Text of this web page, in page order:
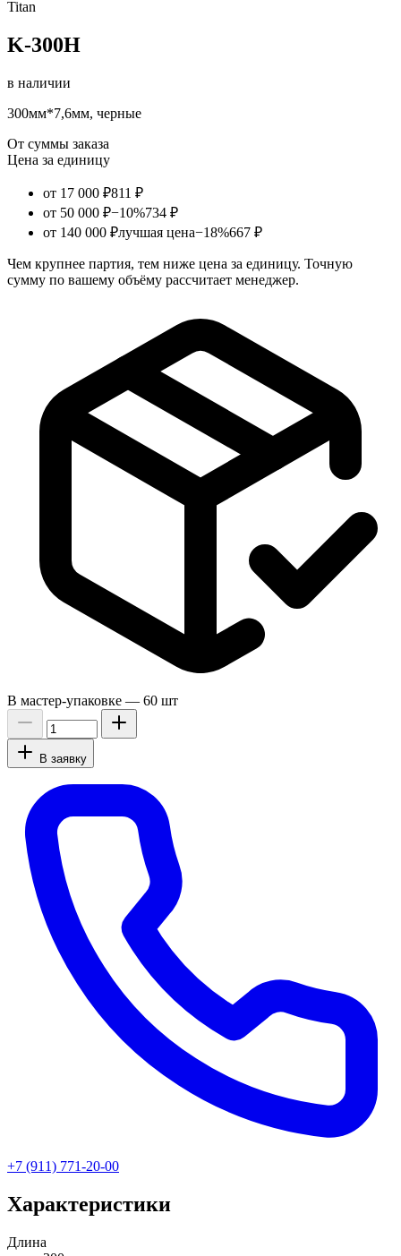
Titan
K-300H
в наличии
300мм*7,6мм, черные
От суммы заказа
Цена за единицу
от 17 000 ₽811 ₽
от 50 000 ₽−10%734 ₽
от 140 000 ₽лучшая цена−18%667 ₽
Чем крупнее партия, тем ниже цена за единицу. Точную
сумму по вашему объёму рассчитает менеджер.
В мастер-упаковке — 60 шт
В заявку
+7 (911) 771-20-00
Характеристики
Длина